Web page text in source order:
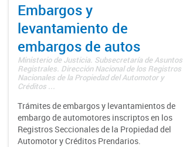
Embargos y
levantamiento de
embargos de autos
Ministerio de Justicia. Subsecretaría de Asuntos
Registrales. Dirección Nacional de los Registros
Nacionales de la Propiedad del Automotor y
Créditos ...
Trámites de embargos y levantamientos de
embargo de automotores inscriptos en los
Registros Seccionales de la Propiedad del
Automotor y Créditos Prendarios.